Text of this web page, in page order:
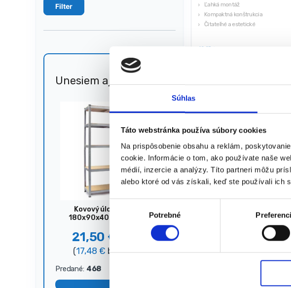
Súhlas
Táto webstránka používa súbory cookies
Na prispôsobenie obsahu a reklám,
cookie. Informácie o tom, ako používate naše
médií, inzercie a analýzy. Títo partneri môžu
alebo ktoré od vás získali, keď ste používali ich
e
r
Potrebné
Ľahká montáž
Kompaktná konštrukcia
Čitateľné a estetické
19,95
★★★★★
Zobrazený jediný výsledok
Filter
Unesiem aj 🐎 51%
Kovový úložný regál,
180x90x40 cm, 875 kg,
21,50 €
(17,48€ bez DPH)
Predané: 468